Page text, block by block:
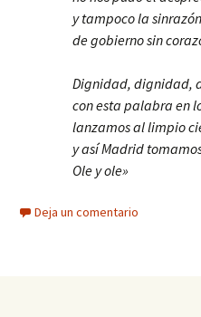
y tampoco la sinrazón
de gobierno sin
Dignidad, dignidad,
con esta palabra en
lanzamos al limpio
y así Madrid
Ole y ole»
Deja un comentario